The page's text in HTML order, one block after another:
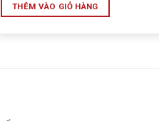
THÊM VÀO GIỎ HÀNG